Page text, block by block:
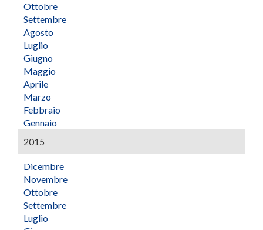
Ottobre
Settembre
Agosto
Luglio
Giugno
Maggio
Aprile
Marzo
Febbraio
Gennaio
2015
Dicembre
Novembre
Ottobre
Settembre
Luglio